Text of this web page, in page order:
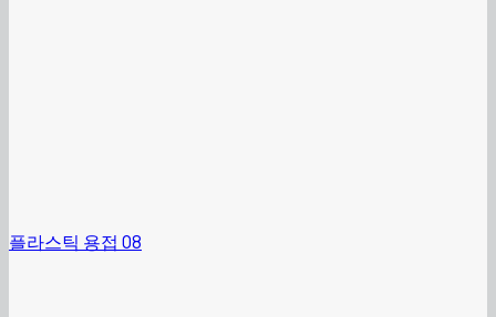
플라스틱 용접 08